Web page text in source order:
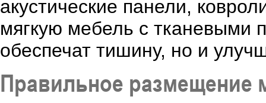
акустические панели,
мягкую мебель с тканевыми
обеспечат тишину, но и
Правильное размещение